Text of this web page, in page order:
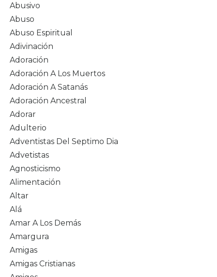
Abusivo
Abuso
Abuso Espiritual
Adivinación
Adoración
Adoración A Los Muertos
Adoración A Satanás
Adoración Ancestral
Adorar
Adulterio
Adventistas Del Septimo Dia
Advetistas
Agnosticismo
Alimentación
Altar
Alá
Amar A Los Demás
Amargura
Amigas
Amigas Cristianas